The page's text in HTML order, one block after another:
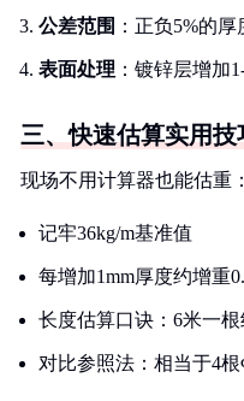
公差范围 ：正负5%的
表面处理 ：镀锌层增加
三、快速估算实用技
现场不用计算器也能估重：
记牢36kg/m基准值
每增加1mm厚度约增重
长度估算口诀：6米一根
对比参照法：相当于4